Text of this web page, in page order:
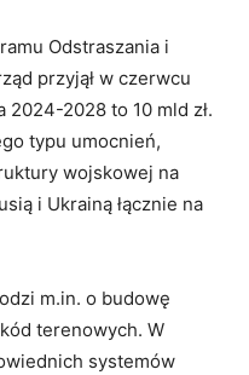
Odstraszania i
przyjął w czerwcu
2028 to 10 mld zł.
typu umocnień,
wojskowej na
i Ukrainą łącznie na
m.in. o budowę
terenowych. W
systemów